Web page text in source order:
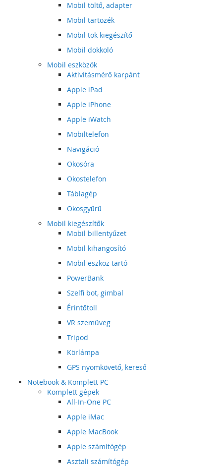
Mobil töltő, adapter
Mobil tartozék
Mobil tok kiegészítő
Mobil dokkoló
Mobil eszközök
Aktivitásmérő karpánt
Apple iPad
Apple iPhone
Apple iWatch
Mobiltelefon
Navigáció
Okosóra
Okostelefon
Táblagép
Okosgyűrű
Mobil kiegészítők
Mobil billentyűzet
Mobil kihangosító
Mobil eszköz tartó
PowerBank
Szelfi bot, gimbal
Érintőtoll
VR szemüveg
Tripod
Körlámpa
GPS nyomkövető, kereső
Notebook & Komplett PC
Komplett gépek
All-In-One PC
Apple iMac
Apple MacBook
Apple számítógép
Asztali számítógép